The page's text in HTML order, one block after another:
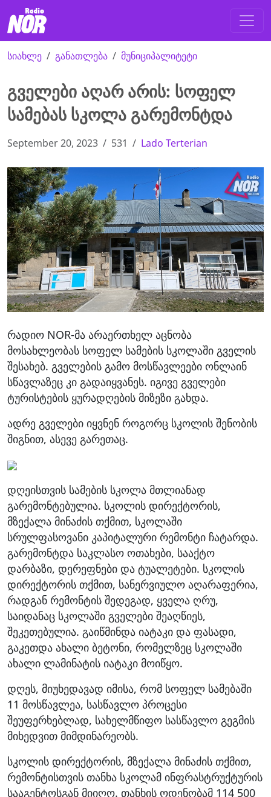
სიახლე განათლება მუნიციპალიტეტი
გველები აღარ არის: სოფელ
სამებას სკოლა გარემონტდა
September 20, 2023 531 Lado Terterian
რადიო NOR-მა არაერთხელ აცნობა
მოსახლეობას სოფელ სამების სკოლაში გველის
შესახებ. გველების გამო მოსწავლეები ონლაინ
სწავლაზეც კი გადაიყვანეს. იგივე გველები
ტურისტების ყურადღების მიზეზი გახდა.
ადრე გველები იყვნენ როგორც სკოლის შენობის
შიგნით, ასევე გარეთაც.
დღეისთვის სამების სკოლა მთლიანად
გარემონტებულია. სკოლის დირექტორის,
მზექალა მინაძის თქმით, სკოლაში
სრულფასოვანი კაპიტალური რემონტი ჩატარდა.
გარემონტდა საკლასო ოთახები, სააქტო
დარბაზი, დერეფნები და ტუალეტები. სკოლის
დირექტორის თქმით, სანერვიულო აღარაფერია,
რადგან რემონტის შედეგად, ყველა ღრუ,
საიდანაც სკოლაში გველები შეაღწიეს,
შეკეთებულია. გაიწმინდა იატაკი და ფასადი,
გაკეთდა ახალი ბეტონი, რომელზეც სკოლაში
ახალი ლამინატის იატაკი მოიწყო.
დღეს, მიუხედავად იმისა, რომ სოფელ სამებაში
11 მოსწავლეა, სასწავლო პროცესი
შეუფერხებლად, სახელმწიფო სასწავლო გეგმის
მიხედვით მიმდინარეობს.
სკოლის დირექტორის, მზექალა მინაძის თქმით,
რემონტისთვის თანხა სკოლამ ინფრასტრუქტურის
სააგენტოსგან მიიღო. თანხის ოდენობამ 114 500